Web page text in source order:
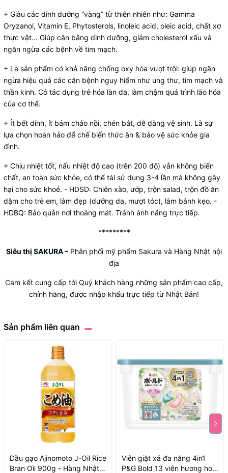
+ Giàu các dinh dưỡng “vàng” từ thiên nhiên như: Gamma
Oryzanol, Vitamin E, Phytosterols, linoleic acid, oleic acid, chất xơ
thực vật... Giúp cân bằng dinh dưỡng, giảm cholesterol xấu và
ngăn ngừa các bệnh về tim mạch.
+ Là sản phẩm có khả năng chống oxy hóa vượt trội: giúp ngăn
ngừa hiệu quả các căn bệnh nguy hiểm như ung thư, tim mạch và
thần kinh. Có tác dụng trẻ hóa làn da, làm chậm quá trình lão hóa
của cơ thể.
+ Ít bết dính, ít bám chảo nồi, chén bát, dễ dàng vệ sinh. Là sự
lựa chọn hoàn hảo để chế biến thức ăn & bảo vệ sức khỏe gia
đình.
+ Chịu nhiệt tốt, nấu nhiệt độ cao (trên 200 độ) vẫn không biến
chất, an toàn sức khỏe, có thể tái sử dụng 3-4 lần mà không gây
hại cho sức khoẻ. - HDSD: Chiên xào, ướp, trộn salad, trộn đồ ăn
dặm cho trẻ em, làm đẹp (dưỡng da, mượt tóc), làm bánh kẹo. -
HDBQ: Bảo quản nơi thoáng mát. Tránh ánh nắng trực tiếp.
*********
Siêu thị SAKURA– Phân phối mỹ phẩm Sakura và Hàng Nhật nội
địa
Cam kết cung cấp tới Quý khách hàng những sản phẩm cao cấp,
chính hãng, được nhập khẩu trực tiếp từ Nhật Bản!
Sản phẩm liên quan
Dầu gạo Ajinomoto J-Oil Rice
Bran Oil 900g - Hàng Nhật
Viên giặt xả đa năng 4in1
P&G Bold 13 viên hương hoa